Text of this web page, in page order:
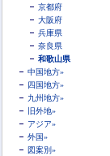
京都府
大阪府
兵庫県
奈良県
和歌山県
中国地方»
四国地方»
九州地方»
旧外地»
アジア»
外国»
図案別»